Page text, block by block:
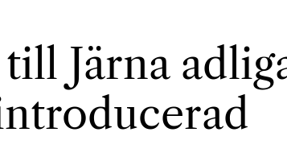
Järna